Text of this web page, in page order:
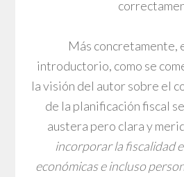
Más concretamente,
introductorio, como se
la visión del autor sobre el
de la planificación fiscal
austera pero clara y
incorporar la fiscalidad
económicas e incluso